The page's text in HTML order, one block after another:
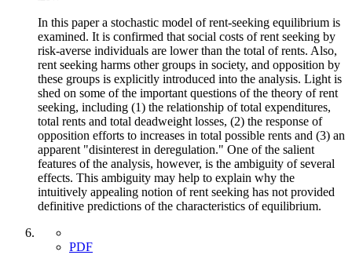
In this paper a stochastic model of rent-seeking equilibrium is
examined. It is confirmed that social costs of rent seeking by
risk-averse individuals are lower than the total of rents. Also,
rent seeking harms other groups in society, and opposition by
these groups is explicitly introduced into the analysis. Light is
shed on some of the important questions of the theory of rent
seeking, including (1) the relationship of total expenditures,
total rents and total deadweight losses, (2) the response of
opposition efforts to increases in total possible rents and (3) an
apparent "disinterest in deregulation." One of the salient
features of the analysis, however, is the ambiguity of several
effects. This ambiguity may help to explain why the
intuitively appealing notion of rent seeking has not provided
definitive predictions of the characteristics of equilibrium.
PDF